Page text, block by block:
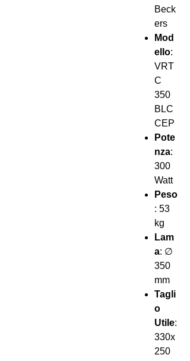
Beck
ers
Mod
ello:
VRT
C
350
BLC
CEP
Pote
nza:
300
Watt
Peso
: 53
kg
Lam
a: ∅
350
mm
Tagli
o
Utile:
330x
250